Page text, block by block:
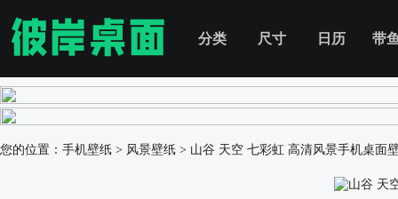
分类 尺寸 日历 带
您的位置： 手机壁纸 > 风景壁纸 > 山谷 天空 七彩虹 高清风景手机桌面